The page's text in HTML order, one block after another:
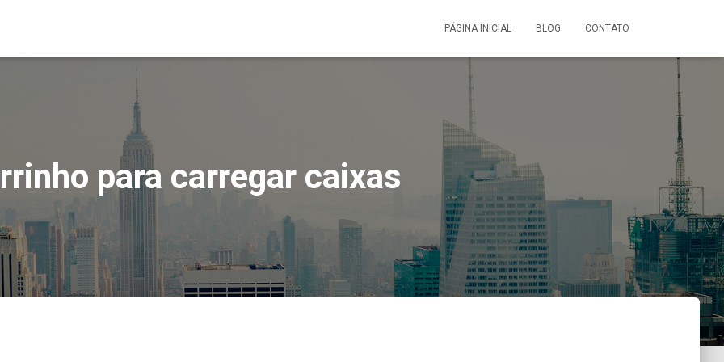
PÁGINA INICIAL BLOG CONTATO
para carregar caixas